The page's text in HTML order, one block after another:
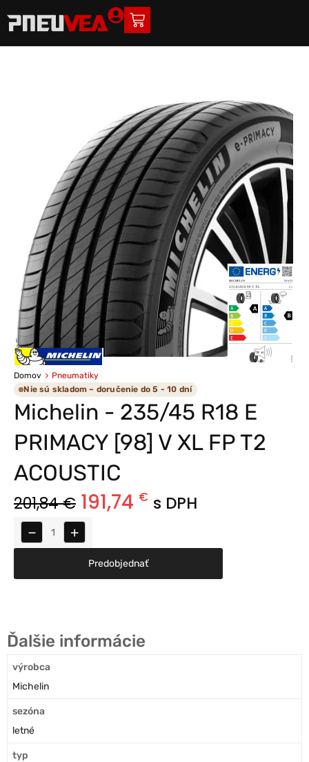
Domov
Pneumatiky
Nie sú skladom – doručenie do 5 - 10 dní
Michelin - 235/45 R18 E
PRIMACY [98] V XL FP T2
ACOUSTIC
201,84€ 191,74 € s DPH
− +
Predobjednať
Ďalšie informácie
výrobca
Michelin
sezóna
letné
typ